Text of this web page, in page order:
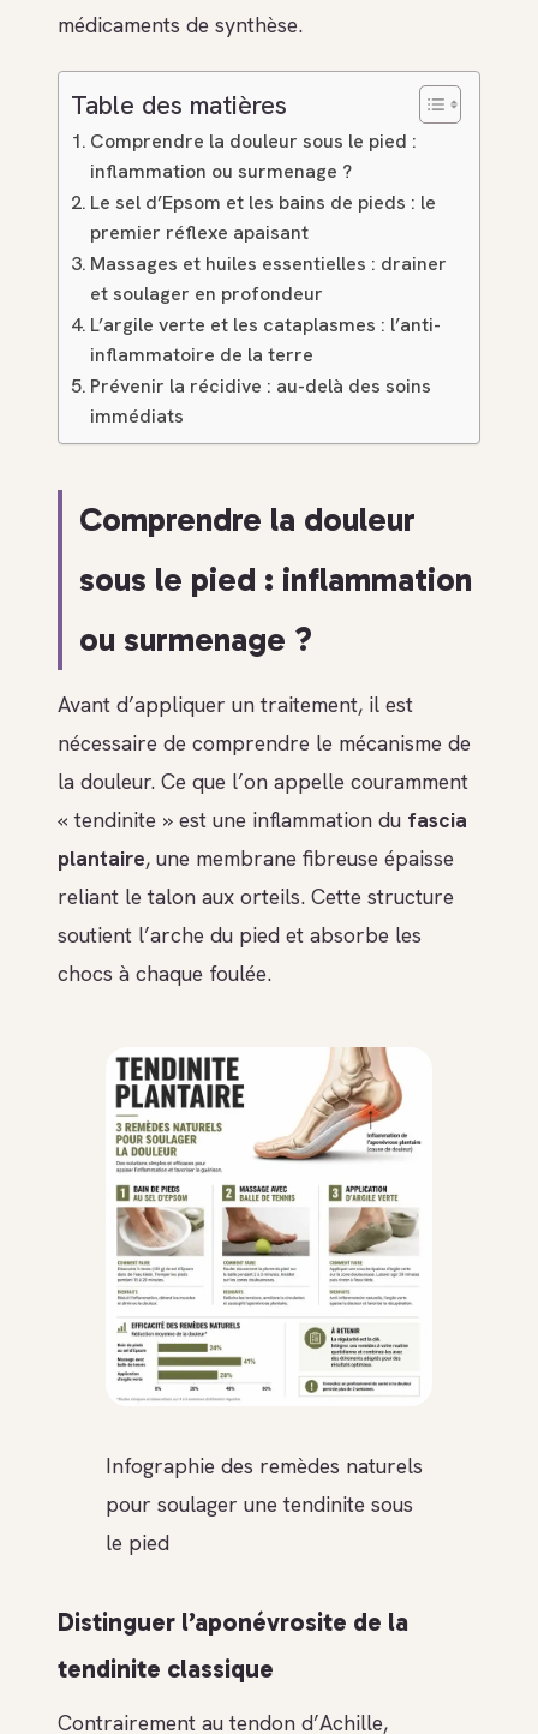
médicaments de synthèse.
Table des matières
Comprendre la douleur sous le pied :
inflammation ou surmenage ?
Le sel d’Epsom et les bains de pieds : le
premier réflexe apaisant
Massages et huiles essentielles : drainer
et soulager en profondeur
L’argile verte et les cataplasmes : l’anti-
inflammatoire de la terre
Prévenir la récidive : au-delà des soins
immédiats
Comprendre la douleur
sous le pied : inflammation
ou surmenage ?
Avant d’appliquer un traitement, il est
nécessaire de comprendre le mécanisme de
la douleur. Ce que l’on appelle couramment
« tendinite » est une inflammation du fascia
plantaire, une membrane fibreuse épaisse
reliant le talon aux orteils. Cette structure
soutient l’arche du pied et absorbe les
chocs à chaque foulée.
Infographie des remèdes naturels
pour soulager une tendinite sous
le pied
Distinguer l’aponévrosite de la
tendinite classique
Contrairement au tendon d’Achille,